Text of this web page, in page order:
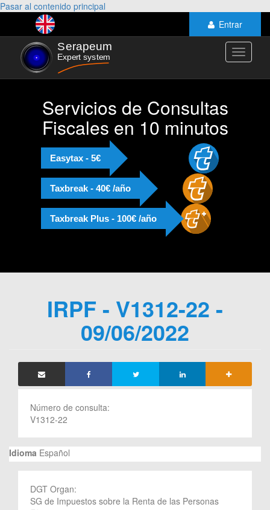
Pasar al contenido principal
Entrar
Toggle
Servicios de Consultas
Fiscales en 10 minutos
Easytax - 5€
Taxbreak - 40€ /año
Taxbreak Plus - 100€ /año
IRPF - V1312-22 -
09/06/2022
Número de consulta:
V1312-22
Idioma Español
DGT Organ:
SG de Impuestos sobre la Renta de las Personas